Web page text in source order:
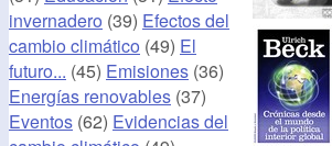
invernadero (39) Efectos del
cambio climático (49) El
futuro... (45) Emisiones (36)
Energías renovables (37)
Eventos (62) Evidencias del